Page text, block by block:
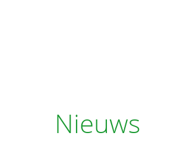
Nieuws